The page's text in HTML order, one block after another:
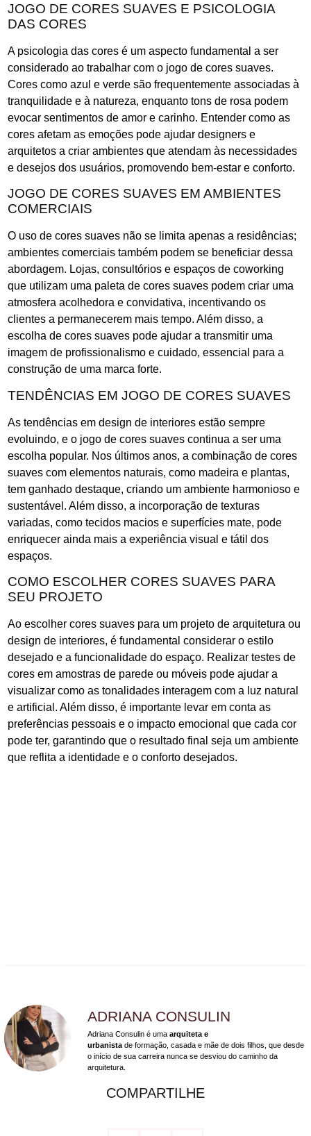
JOGO DE CORES SUAVES E PSICOLOGIA
DAS CORES
A psicologia das cores é um aspecto fundamental a ser
considerado ao trabalhar com o jogo de cores suaves.
Cores como azul e verde são frequentemente associadas à
tranquilidade e à natureza, enquanto tons de rosa podem
evocar sentimentos de amor e carinho. Entender como as
cores afetam as emoções pode ajudar designers e
arquitetos a criar ambientes que atendam às necessidades
e desejos dos usuários, promovendo bem-estar e conforto.
JOGO DE CORES SUAVES EM AMBIENTES
COMERCIAIS
O uso de cores suaves não se limita apenas a residências;
ambientes comerciais também podem se beneficiar dessa
abordagem. Lojas, consultórios e espaços de coworking
que utilizam uma paleta de cores suaves podem criar uma
atmosfera acolhedora e convidativa, incentivando os
clientes a permanecerem mais tempo. Além disso, a
escolha de cores suaves pode ajudar a transmitir uma
imagem de profissionalismo e cuidado, essencial para a
construção de uma marca forte.
TENDÊNCIAS EM JOGO DE CORES SUAVES
As tendências em design de interiores estão sempre
evoluindo, e o jogo de cores suaves continua a ser uma
escolha popular. Nos últimos anos, a combinação de cores
suaves com elementos naturais, como madeira e plantas,
tem ganhado destaque, criando um ambiente harmonioso e
sustentável. Além disso, a incorporação de texturas
variadas, como tecidos macios e superfícies mate, pode
enriquecer ainda mais a experiência visual e tátil dos
espaços.
COMO ESCOLHER CORES SUAVES PARA
SEU PROJETO
Ao escolher cores suaves para um projeto de arquitetura ou
design de interiores, é fundamental considerar o estilo
desejado e a funcionalidade do espaço. Realizar testes de
cores em amostras de parede ou móveis pode ajudar a
visualizar como as tonalidades interagem com a luz natural
e artificial. Além disso, é importante levar em conta as
preferências pessoais e o impacto emocional que cada cor
pode ter, garantindo que o resultado final seja um ambiente
que reflita a identidade e o conforto desejados.
ADRIANA CONSULIN
Adriana Consulin é uma arquiteta e
urbanista de formação, casada e mãe de dois filhos, que desde
o início de sua carreira nunca se desviou do caminho da
arquitetura.
COMPARTILHE